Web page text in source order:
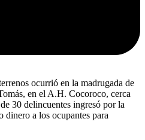
ocurrió en la madrugada de
en el A.H. Cocoroco, cerca
30 delincuentes ingresó por la
dinero a los ocupantes para